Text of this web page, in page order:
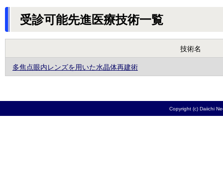
受診可能先進医療技術一覧
技術名
多焦点眼内レンズを用いた水晶体再建術
Copyright (c) Daiichi